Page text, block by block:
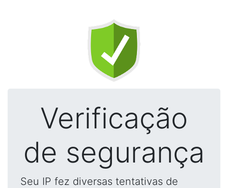
Verificação
de segurança
Seu IP fez diversas tentativas de